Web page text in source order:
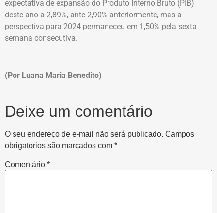
expectativa de expansão do Produto Interno Bruto (PIB)
deste ano a 2,89%, ante 2,90% anteriormente, mas a
perspectiva para 2024 permaneceu em 1,50% pela sexta
semana consecutiva.
(Por Luana Maria Benedito)
Deixe um comentário
O seu endereço de e-mail não será publicado. Campos
obrigatórios são marcados com *
Comentário *